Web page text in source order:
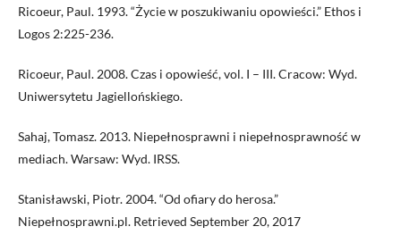
Ricoeur, Paul. 1993. “Życie w poszukiwaniu opowieści.” Ethos i
Logos 2:225-236.
Ricoeur, Paul. 2008. Czas i opowieść, vol. I – III. Cracow: Wyd.
Uniwersytetu Jagiellońskiego.
Sahaj, Tomasz. 2013. Niepełnosprawni i niepełnosprawność w
mediach. Warsaw: Wyd. IRSS.
Stanisławski, Piotr. 2004. “Od ofiary do herosa.”
Niepełnosprawni.pl. Retrieved September 20, 2017